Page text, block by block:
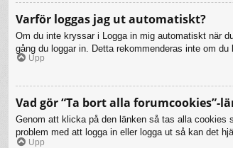
Varför loggas jag ut automatiskt?
Om du inte kryssar i Logga in mig automatiskt när
gång du loggar in. Detta rekommenderas inte om
Upp
Vad gör “Ta bort alla forumcookies”-
Genom att klicka på den länken så tas alla cookies
problem med att logga in eller logga ut så kan det
Upp